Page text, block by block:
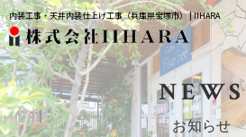
内装工事・天井内装仕上げ工事（兵庫県宝塚市） | IIHARA
NEWS
お知らせ